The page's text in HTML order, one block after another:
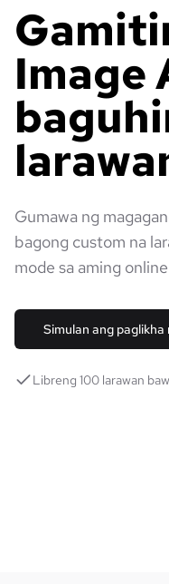
Image
Gumawa ng
bagong custom na
mode sa aming
Simulan ang paglikha
Libreng 100 larawan